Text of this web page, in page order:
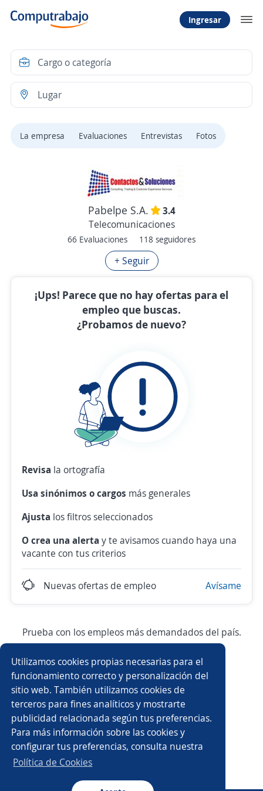
Utilizamos cookies propias necesarias para el
funcionamiento correcto y personalización del
sitio web. También utilizamos cookies de
terceros para fines analíticos y mostrarte
publicidad relacionada según tus preferencias.
Para más información sobre las cookies y
configurar tus preferencias, consulta nuestra
Política de Cookies
Ingresar
La empresa Evaluaciones Entrevistas Fotos
Pabelpe S.A.
3.4
Telecomunicaciones
66 Evaluaciones 118 seguidores
+ Seguir
¡Ups! Parece que no hay ofertas para el
empleo que buscas.
¿Probamos de nuevo?
Revisa la ortografía
Usa sinónimos o cargos más generales
Ajusta los filtros seleccionados
O crea una alerta y te avisamos cuando haya una
vacante con tus criterios
Nuevas ofertas de empleo Avísame
Prueba con los empleos más demandados del país.
Asesor/a comercial Ejecutivo/a comercial
Asistente/a contable Vendedor/a
Asesor/a de ventas Auxiliar contable
Gerente comercial Bodeguero/a
Ejecutivo/a de ventas Agente de ventas